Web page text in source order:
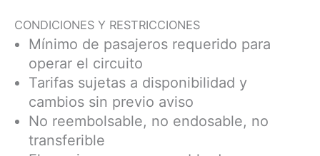
CONDICIONES Y RESTRICCIONES
Mínimo de pasajeros requerido para
operar el circuito
Tarifas sujetas a disponibilidad y
cambios sin previo aviso
No reembolsable, no endosable, no
transferible